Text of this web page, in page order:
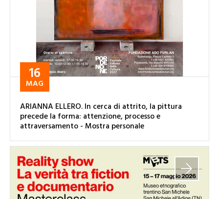
16
MAG
ARIANNA ELLERO. In cerca di attrito, la pittura
precede la forma: attenzione, processo e
attraversamento - Mostra personale